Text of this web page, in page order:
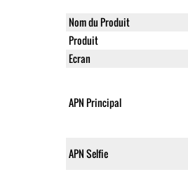
Nom du Produit
Produit
Ecran
APN Principal
APN Selfie